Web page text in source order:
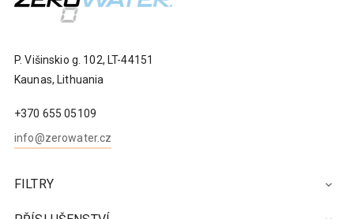
P. Višinskio g. 102, LT-44151
Kaunas, Lithuania
+370 655 05109
info@zerowater.cz
FILTRY 